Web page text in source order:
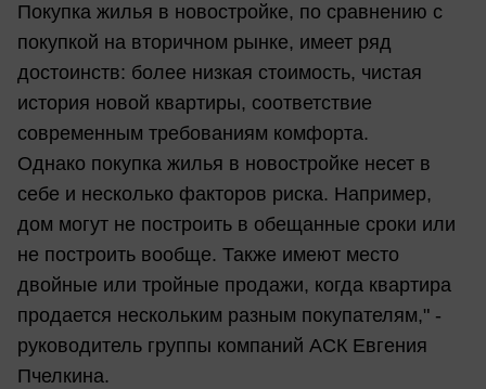
Покупка жилья в новостройке, по сравнению с
покупкой на вторичном рынке, имеет ряд
достоинств: более низкая стоимость, чистая
история новой квартиры, соответствие
современным требованиям комфорта.
Однако покупка жилья в новостройке несет в
себе и несколько факторов риска. Например,
дом могут не построить в обещанные сроки или
не построить вообще. Также имеют место
двойные или тройные продажи, когда квартира
продается нескольким разным покупателям," -
руководитель группы компаний АСК Евгения
Пчелкина.